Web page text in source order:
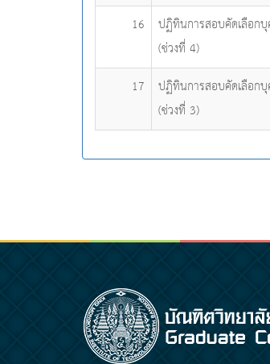
16
ปฏิทินการสอบคัดเลือก
(ช่วงที่ 4)
17
ปฏิทินการสอบคัดเลือก
(ช่วงที่ 3)